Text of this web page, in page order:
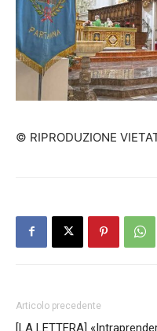
© RIPRODUZIONE
Articolo precedente
[LA LETTERA]